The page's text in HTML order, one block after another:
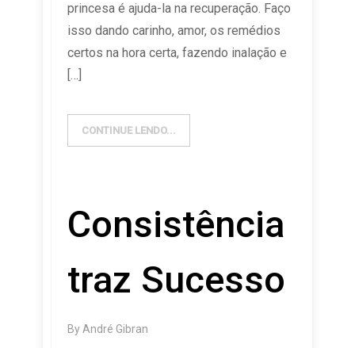
princesa é ajuda-la na recuperação. Faço
isso dando carinho, amor, os remédios
certos na hora certa, fazendo inalação e
[…]
CONTINUE LENDO...
Consistência
traz Sucesso
By André Gibran